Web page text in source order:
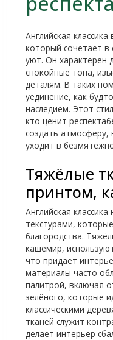
Английская
который сочетает в
уют. Он характерен
спокойные тона,
деталям. В таких
уединение, как
наследием. Этот
кто ценит
создать атмосферу,
уходит в
Тяжёлые
принтом,
Английская
текстурами,
благородства.
кашемир,
что придает
материалы часто
палитрой, включая
зелёного, которые
классическими
тканей служит
делает интерьер